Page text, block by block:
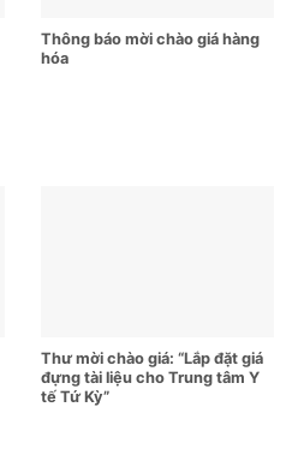
Thông báo mời chào giá hàng
hóa
Thư mời chào giá: “Lắp đặt giá
đựng tài liệu cho Trung tâm Y
tế Tứ Kỳ”